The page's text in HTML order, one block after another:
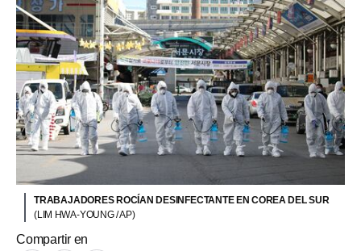
TRABAJADORES ROCÍAN DESINFECTANTE EN COREA DEL SUR
(LIM HWA-YOUNG / AP)
Compartir en